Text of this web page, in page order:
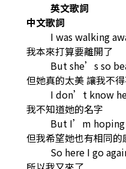
英文歌詞
中文歌詞
I was walking
我本來打算要離開了
But she’s so
但她真的太美 讓我不
I don’t know
我不知道她的名字
But I’m hoping
但我希望她也有相同的
So here I go